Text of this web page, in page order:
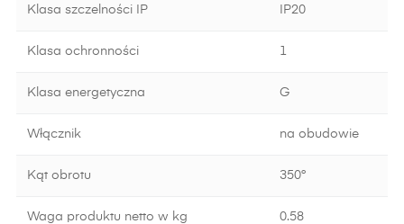
Klasa szczelności IP IP20
Klasa ochronności 1
Klasa energetyczna G
Włącznik na obudowie
Kąt obrotu 350°
Waga produktu netto w kg 0.58